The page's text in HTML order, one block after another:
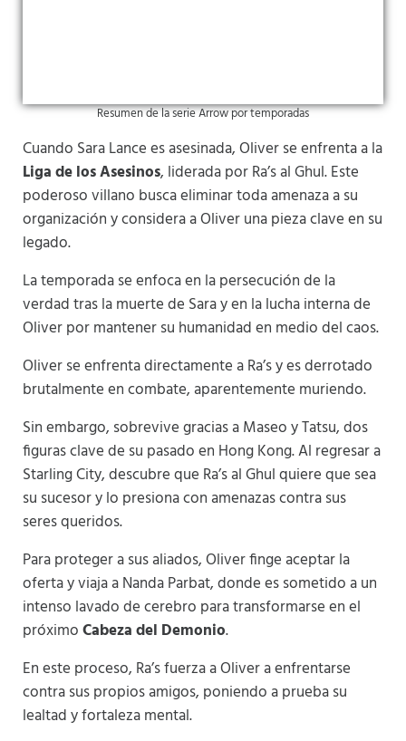
Resumen de la serie Arrow por temporadas
Cuando Sara Lance es asesinada, Oliver se enfrenta a la
Liga de los Asesinos, liderada por Ra’s al Ghul. Este
poderoso villano busca eliminar toda amenaza a su
organización y considera a Oliver una pieza clave en su
legado.
La temporada se enfoca en la persecución de la
verdad tras la muerte de Sara y en la lucha interna de
Oliver por mantener su humanidad en medio del caos.
Oliver se enfrenta directamente a Ra’s y es derrotado
brutalmente en combate, aparentemente muriendo.
Sin embargo, sobrevive gracias a Maseo y Tatsu, dos
figuras clave de su pasado en Hong Kong. Al regresar a
Starling City, descubre que Ra’s al Ghul quiere que sea
su sucesor y lo presiona con amenazas contra sus
seres queridos.
Para proteger a sus aliados, Oliver finge aceptar la
oferta y viaja a Nanda Parbat, donde es sometido a un
intenso lavado de cerebro para transformarse en el
próximoCabeza del Demonio.
En este proceso, Ra’s fuerza a Oliver a enfrentarse
contra sus propios amigos, poniendo a prueba su
lealtad y fortaleza mental.